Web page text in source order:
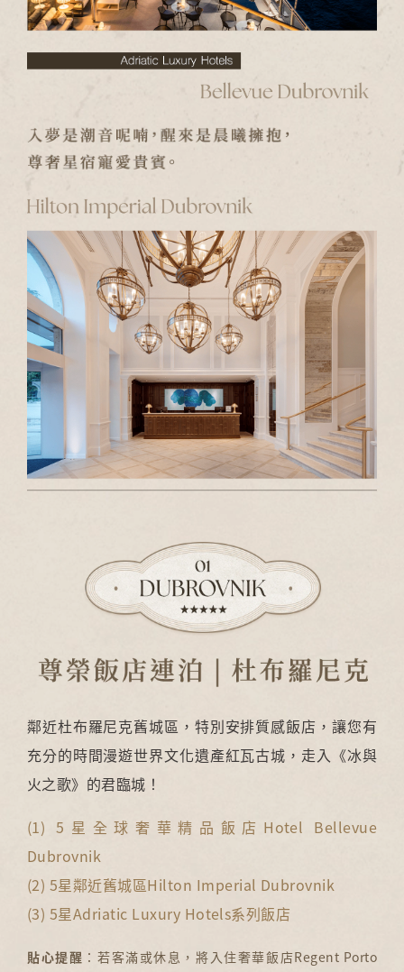
鄰近杜布羅尼克舊城區，特別安排質感飯店，讓您有
充分的時間漫遊世界文化遺產紅瓦古城，走入《冰與
火之歌》的君臨城！
(1) 5星全球奢華精品飯店Hotel Bellevue
Dubrovnik
(2) 5星鄰近舊城區Hilton Imperial Dubrovnik
(3) 5星Adriatic Luxury Hotels系列飯店
貼心提醒 ：若客滿或休息，將入住奢華飯店Regent Porto